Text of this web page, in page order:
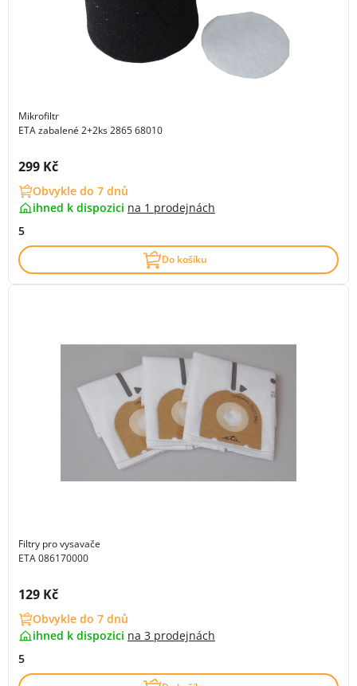
Mikrofiltr
ETA zabalené 2+2ks 2865 68010
Cena s DPH:
299 Kč
Obvykle do 7 dnů
ihned k dispozici na 1 prodejnách
5
Do košíku
Filtry pro vysavače
ETA 086170000
Cena s DPH:
129 Kč
Obvykle do 7 dnů
ihned k dispozici na 3 prodejnách
5